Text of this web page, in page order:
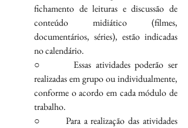
fichamento de leituras e discussão de
conteúdo midiático (filmes,
documentários, séries), estão indicadas
no calendário.
○       Essas atividades poderão ser
realizadas em grupo ou individualmente,
conforme o acordo em cada módulo de
trabalho.
○       Para a realização das atividades